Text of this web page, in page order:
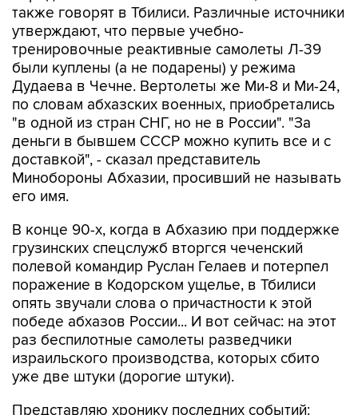
также говорят в Тбилиси. Различные источники
утверждают, что первые учебно-
тренировочные реактивные самолеты Л-39
были куплены (а не подарены) у режима
Дудаева в Чечне. Вертолеты же Ми-8 и Ми-24,
по словам абхазских военных, приобретались
"в одной из стран СНГ, но не в России". "За
деньги в бывшем СССР можно купить все и с
доставкой", - сказал представитель
Минобороны Абхазии, просивший не называть
его имя.
В конце 90-х, когда в Абхазию при поддержке
грузинских спецслужб вторгся чеченский
полевой командир Руслан Гелаев и потерпел
поражение в Кодорском ущелье, в Тбилиси
опять звучали слова о причастности к этой
победе абхазов России... И вот сейчас: на этот
раз беспилотные самолеты разведчики
израильского производства, которых сбито
уже две штуки (дорогие штуки).
Представляю хронику последних событий: